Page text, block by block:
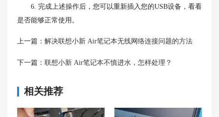
6. 完成上述操作后，您可以重新插入您的USB设备，看看
是否能够正常使用。
上一篇： 解决联想小新 Air笔记本无线网络连接问题的方法
下一篇： 联想小新 Air笔记本不慎进水，怎样处理？
相关推荐